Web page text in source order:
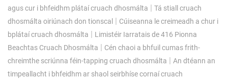
agus cur i bhfeidhm plátaí cruach dhosmálta | Tá stiall cruach
dhosmálta oiriúnach don tionscal | Cúiseanna le creimeadh a chur i
bplátaí cruach dhosmálta | Limistéir Iarratais de 416 Pionna
Beachtas Cruach Dhosmálta | Cén chaoi a bhfuil cumas frith-
chreimthe scriúnna féin-tapping cruach dhosmálta | An dtéann an
timpeallacht i bhfeidhm ar shaol seirbhíse cornaí cruach